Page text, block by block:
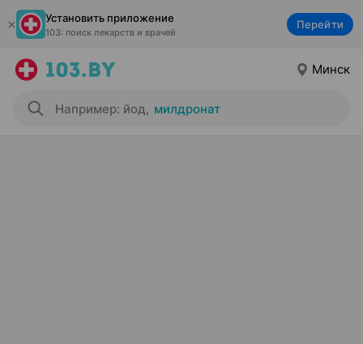
Установить приложение
103: поиск лекарств и врачей
Перейти
Минск
Например: йод, милдронат